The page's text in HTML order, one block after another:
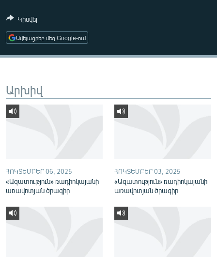
ՄՇԱԿՈՒՅԹ
ՍՊՈՐՏ
ՄԵԿՆԱԲԱՆՈՒԹՅՈՒՆ
ԿՈՐՈՆԱՎԻՐՈՒՍ
ԱՐԽԻՎ
ՓՈԴՔԱՍԹ
Հայերեն
Կիսվել
Ավելացրեք մեզ Google-ում
Արխիվ
ՀՈԿՏԵՄԲԵՐ 06, 2025
«Ազատություն» ռադիոկայանի
առավոտյան ծրագիր
ՀՈԿՏԵՄԲԵՐ 03, 2025
«Ազատություն» ռադիոկայանի
առավոտյան ծրագիր